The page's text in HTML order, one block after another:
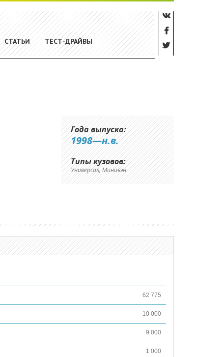
СТАТЬИ ТЕСТ-ДРАЙВЫ
Года выпуска:
1998—н.в.
Типы кузовов:
Универсал, Минивэн
62 775
10 000
9 000
1 000